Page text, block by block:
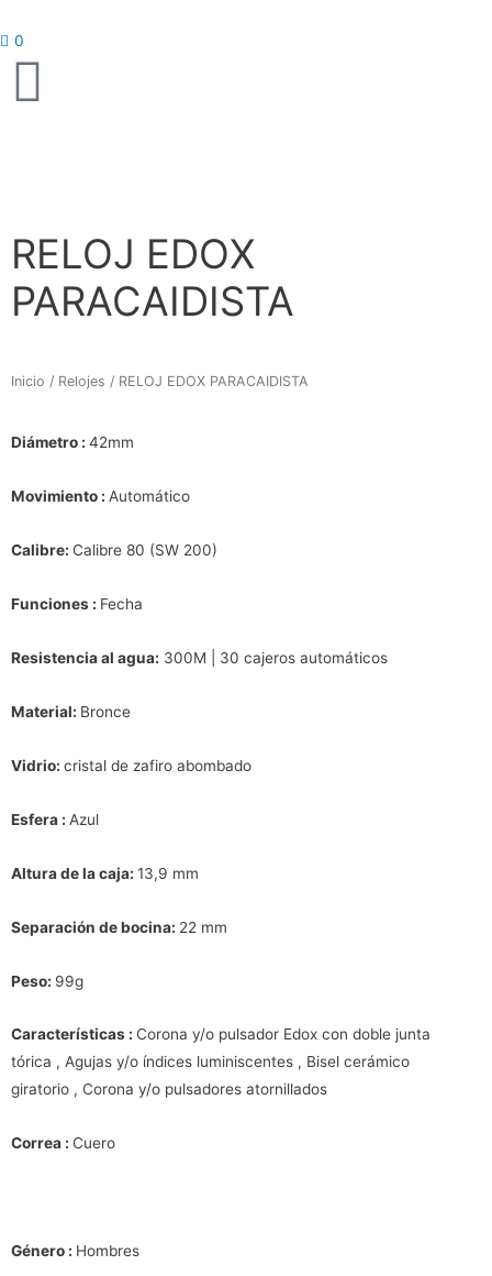
al
contenido
0
RELOJ EDOX
PARACAIDISTA
Inicio / Relojes / RELOJ EDOX PARACAIDISTA
Diámetro : 42mm
Movimiento : Automático
Calibre: Calibre 80 (SW 200)
Funciones : Fecha
Resistencia al agua: 300M | 30 cajeros automáticos
Material: Bronce
Vidrio: cristal de zafiro abombado
Esfera : Azul
Altura de la caja: 13,9 mm
Separación de bocina: 22 mm
Peso: 99g
Características : Corona y/o pulsador Edox con doble junta
tórica , Agujas y/o índices luminiscentes , Bisel cerámico
giratorio , Corona y/o pulsadores atornillados
Correa : Cuero
Género : Hombres